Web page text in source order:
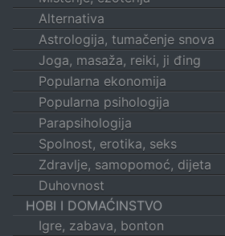
Alternativa
Astrologija, tumačenje snova
Joga, masaža, reiki, ji đing
Popularna ekonomija
Popularna psihologija
Parapsihologija
Spolnost, erotika, seks
Zdravlje, samopomoć, dijeta
Duhovnost
HOBI I DOMAĆINSTVO
Igre, zabava, bonton